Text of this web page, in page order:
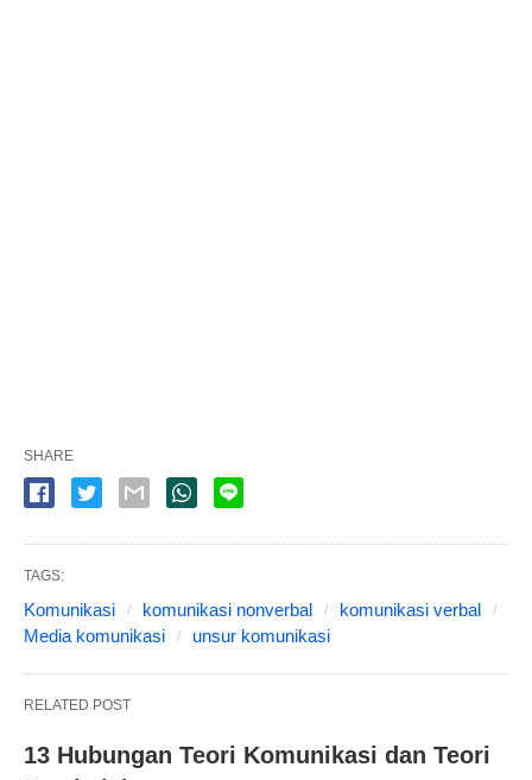
SHARE
TAGS:
Komunikasi komunikasi nonverbal
komunikasi verbal
Media komunikasi
unsur komunikasi
RELATED POST
13 Hubungan Teori Komunikasi dan Teori